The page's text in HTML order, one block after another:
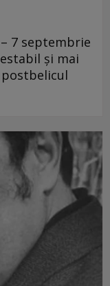
7 septembrie
și mai